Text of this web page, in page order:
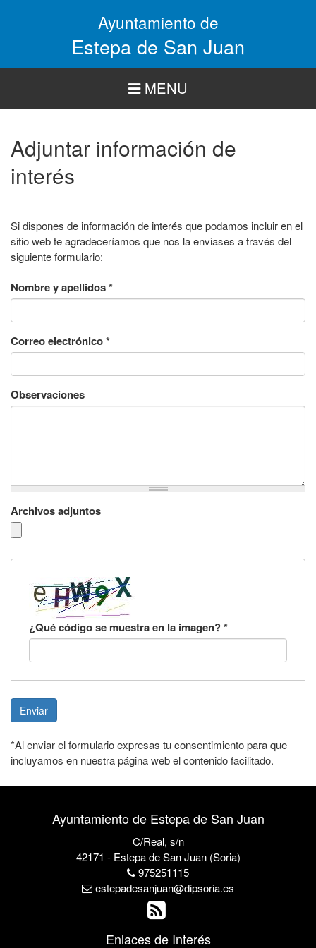
Ayuntamiento de
Estepa de San Juan
MENU
Adjuntar información de
interés
Si dispones de información de interés que podamos incluir en el
sitio web te agradeceríamos que nos la enviases a través del
siguiente formulario:
Nombre y apellidos*
Correo electrónico*
Observaciones
Archivos adjuntos
¿Qué código se muestra en la imagen?*
Enviar
*Al enviar el formulario expresas tu consentimiento para que
incluyamos en nuestra página web el contenido facilitado.
Ayuntamiento de Estepa de San Juan
C/Real, s/n
42171 - Estepa de San Juan (Soria)
975251115
estepadesanjuan@dipsoria.es
Enlaces de Interés